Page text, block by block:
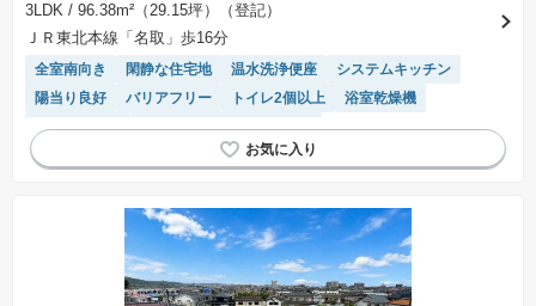
3LDK / 96.38m²（29.15坪）（登記）
ＪＲ東北本線「名取」歩16分
全室南向き 閑静な住宅地 温水洗浄便座
システムキッチン
陽当り良好
バリアフリー トイレ2個以上
浴室乾燥機
対面キッチン
モニター付きインターホン